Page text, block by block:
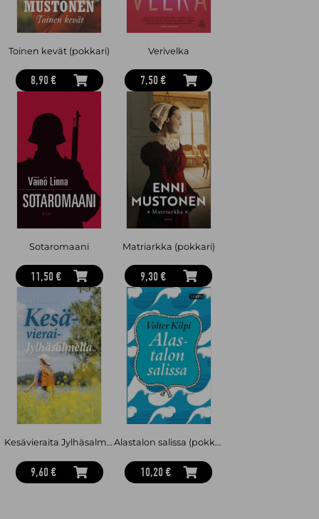
Toinen kevät (pokkari)
8,90 €
Verivelka
7,50 €
Sotaromaani
11,50 €
Matriarkka (pokkari)
9,30 €
Kesävieraita Jylhäsalmella (pokkari)
9,60 €
Alastalon salissa (pokkari)
10,20 €